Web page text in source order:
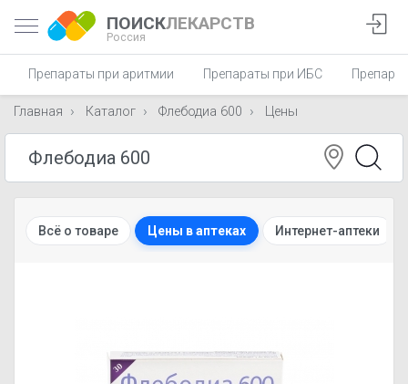
ПОИСКЛЕКАРСТВ
Россия
Препараты при аритмии Препараты при ИБС
Главная Каталог Флебодиа 600 Цены
Всё о товаре Цены в аптеках Интернет-аптеки